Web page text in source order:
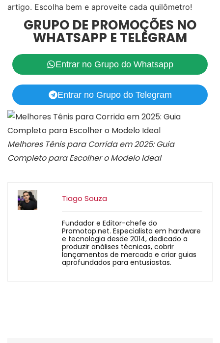
artigo. Escolha bem e aproveite cada quilômetro!
GRUPO DE PROMOÇÕES NO
WHATSAPP E TELEGRAM
Entrar no Grupo do Whatsapp
Entrar no Grupo do Telegram
Melhores Tênis para Corrida em 2025: Guia
Completo para Escolher o Modelo Ideal
Tiago Souza
Fundador e Editor-chefe do
Promotop.net. Especialista em hardware
e tecnologia desde 2014, dedicado a
produzir análises técnicas, cobrir
lançamentos de mercado e criar guias
aprofundados para entusiastas.